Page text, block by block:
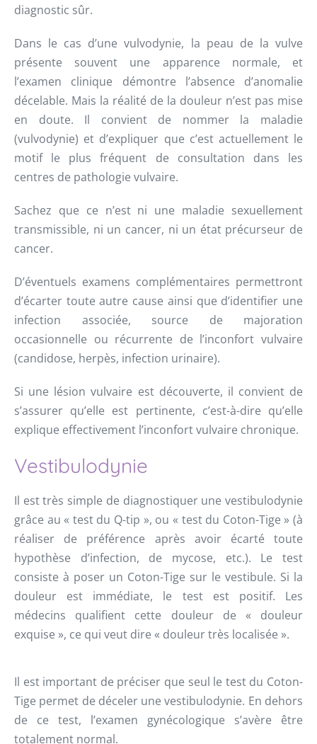
diagnostic sûr.
Dans le cas d’une vulvodynie, la peau de la vulve
présente souvent une apparence normale, et
l’examen clinique démontre l’absence d’anomalie
décelable. Mais la réalité de la douleur n’est pas mise
en doute. Il convient de nommer la maladie
(vulvodynie) et d’expliquer que c’est actuellement le
motif le plus fréquent de consultation dans les
centres de pathologie vulvaire.
Sachez que ce n’est ni une maladie sexuellement
transmissible, ni un cancer, ni un état précurseur de
cancer.
D’éventuels examens complémentaires permettront
d’écarter toute autre cause ainsi que d’identifier une
infection associée, source de majoration
occasionnelle ou récurrente de l’inconfort vulvaire
(candidose, herpès, infection urinaire).
Si une lésion vulvaire est découverte, il convient de
s’assurer qu’elle est pertinente, c’est-à-dire qu’elle
explique effectivement l’inconfort vulvaire chronique.
Vestibulodynie
Il est très simple de diagnostiquer une vestibulodynie
grâce au « test du Q-tip », ou « test du Coton-Tige » (à
réaliser de préférence après avoir écarté toute
hypothèse d’infection, de mycose, etc.). Le test
consiste à poser un Coton-Tige sur le vestibule. Si la
douleur est immédiate, le test est positif. Les
médecins qualifient cette douleur de « douleur
exquise », ce qui veut dire « douleur très localisée ».
Il est important de préciser que seul le test du Coton-
Tige permet de déceler une vestibulodynie. En dehors
de ce test, l’examen gynécologique s’avère être
totalement normal.